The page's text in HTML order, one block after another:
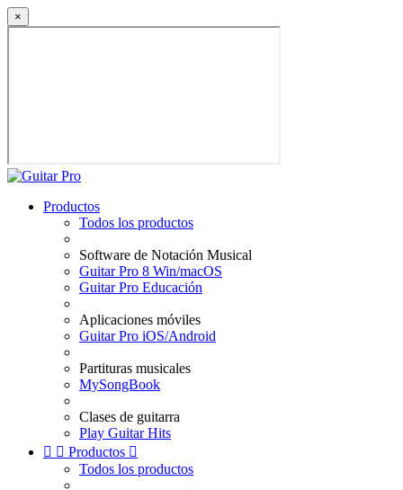
×
Productos
Todos los productos
Software de Notación Musical
Guitar Pro 8 Win/macOS
Guitar Pro Educación
Aplicaciones móviles
Guitar Pro iOS/Android
Partituras musicales
MySongBook
Clases de guitarra
Play Guitar Hits
  Productos 
Todos los productos